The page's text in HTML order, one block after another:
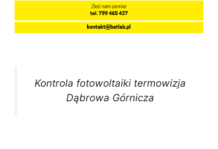
Kontrola fotowoltaiki termowizja
Dąbrowa Górnicza